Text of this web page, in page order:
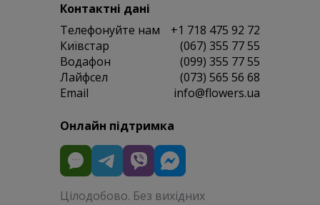
Контактні дані
Телефонуйте нам
+1 718 475 92 72
Київстар
(067) 355 77 55
Водафон
(099) 355 77 55
Лайфсел
(073) 565 56 68
Email
info@flowers.ua
Онлайн підтримка
Цілодобово. Без вихідних